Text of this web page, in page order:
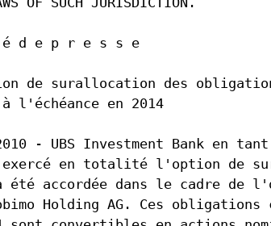
é d e p r e s s e
de surallocation des
à l'échéance en 2014
- UBS Investment Bank en tant
exercé en totalité l'option de
accordée dans le cadre de
Holding AG. Ces